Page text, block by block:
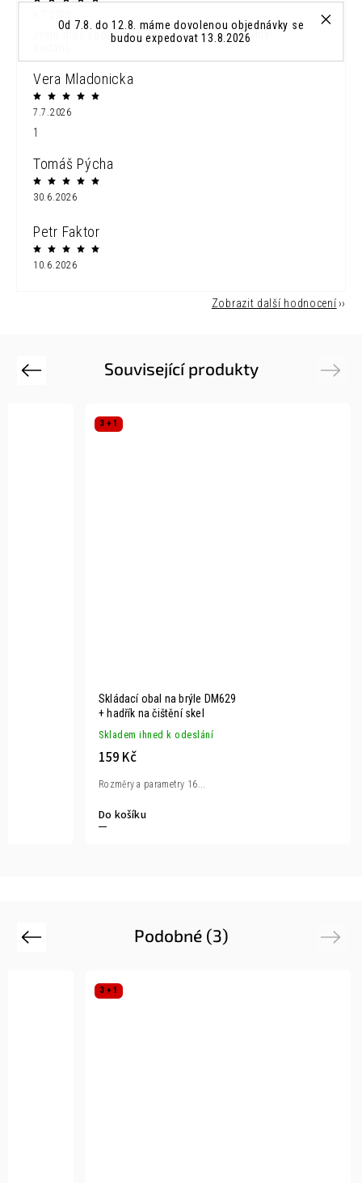
Od 7.8. do 12.8. máme dovolenou objednávky se
budou expedovat 13.8.2026
Jsem moc spokojena...náramek krásný a rychle
Vera Mladonicka
7.7.2026
1
Tomáš Pýcha
30.6.2026
Petr Faktor
10.6.2026
Zobrazit další hodnocení
Související produkty
Previous
3 + 1
Skládací obal na brýle DM629
+ hadřík na čištění skel
Skladem ihned k odeslání
159 Kč
Do košíku
Rozměry a parametry 16...
Next
Podobné (3)
Previous
3 + 1
Next